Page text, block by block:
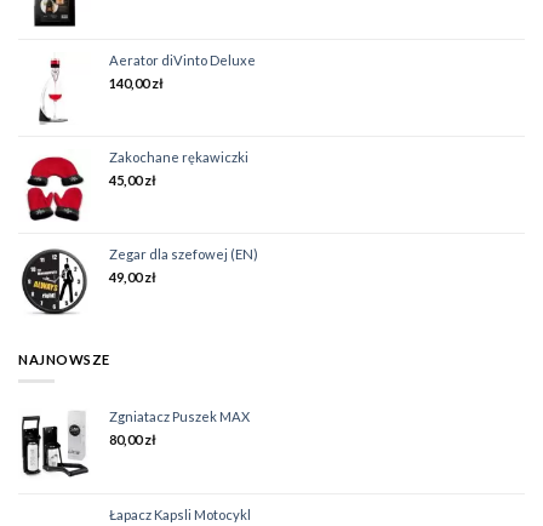
Aerator diVinto Deluxe
140,00zł
Zakochane rękawiczki
45,00zł
Zegar dla szefowej (EN)
49,00zł
NAJNOWSZE
Zgniatacz Puszek MAX
80,00zł
Łapacz Kapsli Motocykl